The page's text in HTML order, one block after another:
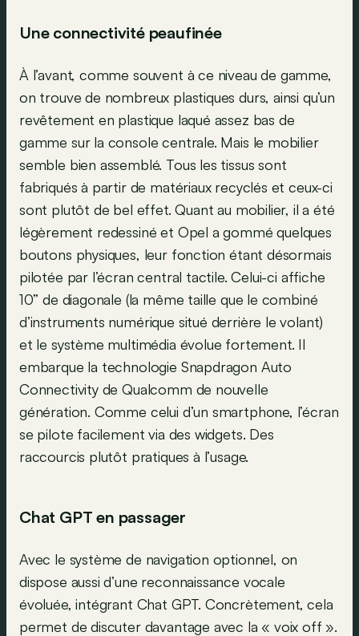
Une connectivité peaufinée
À l’avant, comme souvent à ce niveau de gamme,
on trouve de nombreux plastiques durs, ainsi qu’un
revêtement en plastique laqué assez bas de
gamme sur la console centrale. Mais le mobilier
semble bien assemblé. Tous les tissus sont
fabriqués à partir de matériaux recyclés et ceux-ci
sont plutôt de bel effet. Quant au mobilier, il a été
légèrement redessiné et Opel a gommé quelques
boutons physiques, leur fonction étant désormais
pilotée par l’écran central tactile. Celui-ci affiche
10’’ de diagonale (la même taille que le combiné
d’instruments numérique situé derrière le volant)
et le système multimédia évolue fortement. Il
embarque la technologie Snapdragon Auto
Connectivity de Qualcomm de nouvelle
génération. Comme celui d’un smartphone, l’écran
se pilote facilement via des widgets. Des
raccourcis plutôt pratiques à l’usage.
Chat GPT en passager
Avec le système de navigation optionnel, on
dispose aussi d’une reconnaissance vocale
évoluée, intégrant Chat GPT. Concrètement, cela
permet de discuter davantage avec la « voix off ».